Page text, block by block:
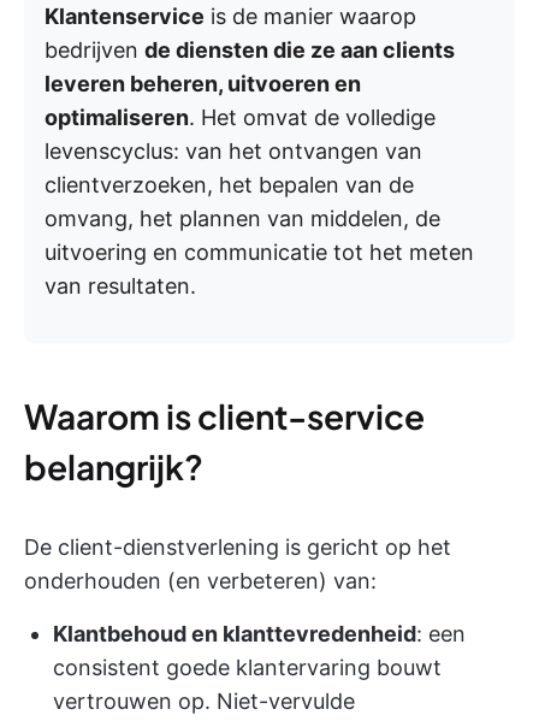
Klantenservice is de manier waarop
bedrijven de diensten die ze aan clients
leveren beheren, uitvoeren en
optimaliseren. Het omvat de volledige
levenscyclus: van het ontvangen van
clientverzoeken, het bepalen van de
omvang, het plannen van middelen, de
uitvoering en communicatie tot het meten
van resultaten.
Waarom is client-service
belangrijk?
De client-dienstverlening is gericht op het
onderhouden (en verbeteren) van:
Klantbehoud en klanttevredenheid: een
consistent goede klantervaring bouwt
vertrouwen op. Niet-vervulde